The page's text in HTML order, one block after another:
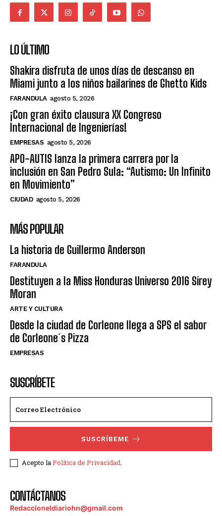
LO ÚLTIMO
Shakira disfruta de unos días de descanso en
Miami junto a los niños bailarines de Ghetto Kids
FARANDULA agosto 5, 2026
¡Con gran éxito clausura XX Congreso
Internacional de Ingenierías!
EMPRESAS agosto 5, 2026
APO-AUTIS lanza la primera carrera por la
inclusión en San Pedro Sula: “Autismo: Un Infinito
en Movimiento”
CIUDAD agosto 5, 2026
MÁS POPULAR
La historia de Guillermo Anderson
FARANDULA
Destituyen a la Miss Honduras Universo 2016 Sirey
Moran
ARTE Y CULTURA
Desde la ciudad de Corleone llega a SPS el sabor
de Corleone´s Pizza
EMPRESAS
SUSCRÍBETE
SUSCRÍBEME
Acepto laPolítica de Privacidad.
CONTÁCTANOS
Redaccioneldiariohn@gmail.com